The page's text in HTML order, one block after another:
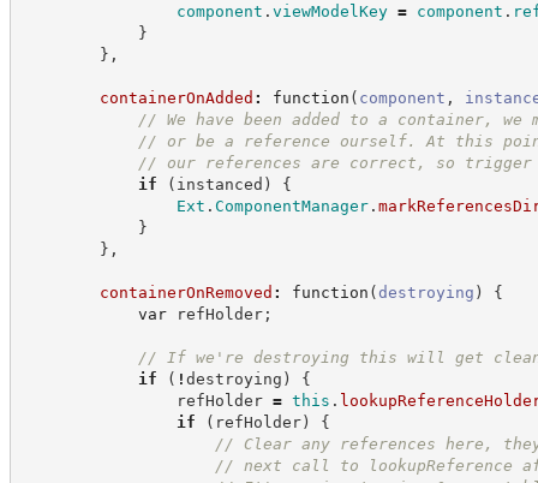
component . viewModelKey = component .
}
} ,
containerOnAdded : function ( component ,
// We have been added to a container, we
// or be a reference ourself. At this
// our references are correct, so
if
( instanced )
{
Ext . ComponentManager.
}
} ,
containerOnRemoved : function (destroying )
{
var refHolder;
// If we're destroying this will get
if
( ! destroying )
{
refHolder = this .
if
( refHolder)
{
// Clear any references here,
// next call to lookupReference